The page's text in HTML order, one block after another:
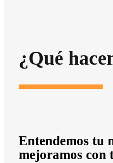
¿Qué
Entendemos tu
mejoramos con